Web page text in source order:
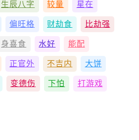
生辰八字 较量 星在
偏旺格 财劫食 比劫强
身喜食 水好 能配
正官外 不吉内 大饼
变德伤 下怕 打游戏